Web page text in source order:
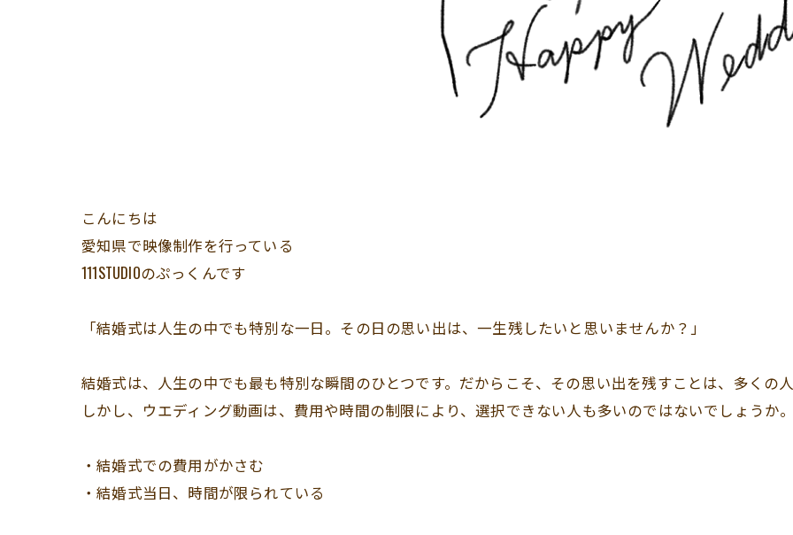
こんにちは
愛知県で映像制作を行っている
111STUDIOのぷっくんです
「結婚式は人生の中でも特別な一日。その日の思い出は、一生残したいと思いませんか？」
結婚式は、人生の中でも最も特別な瞬間のひとつです。だからこそ、その思い出を残すことは、多くの
しかし、ウエディング動画は、費用や時間の制限により、選択できない人も多いのではないでしょうか
・結婚式での費用がかさむ
・結婚式当日、時間が限られている